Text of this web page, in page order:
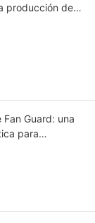
producción de
Guard: una
para